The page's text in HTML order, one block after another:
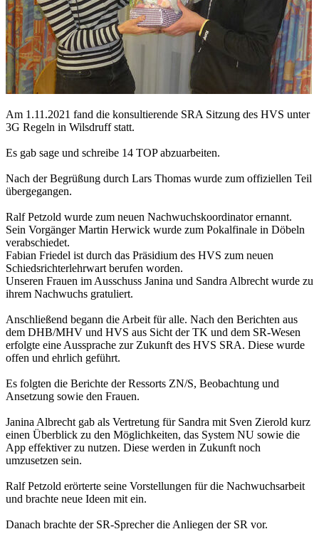
Am 1.11.2021 fand die konsultierende SRA Sitzung des HVS unter
3G Regeln in Wilsdruff statt.
Es gab sage und schreibe 14 TOP abzuarbeiten.
Nach der Begrüßung durch Lars Thomas wurde zum offiziellen Teil
übergegangen.
Ralf Petzold wurde zum neuen Nachwuchskoordinator ernannt.
Sein Vorgänger Martin Herwick wurde zum Pokalfinale in Döbeln
verabschiedet.
Fabian Friedel ist durch das Präsidium des HVS zum neuen
Schiedsrichterlehrwart berufen worden.
Unseren Frauen im Ausschuss Janina und Sandra Albrecht wurde zu
ihrem Nachwuchs gratuliert.
Anschließend begann die Arbeit für alle. Nach den Berichten aus
dem DHB/MHV und HVS aus Sicht der TK und dem SR-Wesen
erfolgte eine Aussprache zur Zukunft des HVS SRA. Diese wurde
offen und ehrlich geführt.
Es folgten die Berichte der Ressorts ZN/S, Beobachtung und
Ansetzung sowie den Frauen.
Janina Albrecht gab als Vertretung für Sandra mit Sven Zierold kurz
einen Überblick zu den Möglichkeiten, das System NU sowie die
App effektiver zu nutzen. Diese werden in Zukunft noch
umzusetzen sein.
Ralf Petzold erörterte seine Vorstellungen für die Nachwuchsarbeit
und brachte neue Ideen mit ein.
Danach brachte der SR-Sprecher die Anliegen der SR vor.